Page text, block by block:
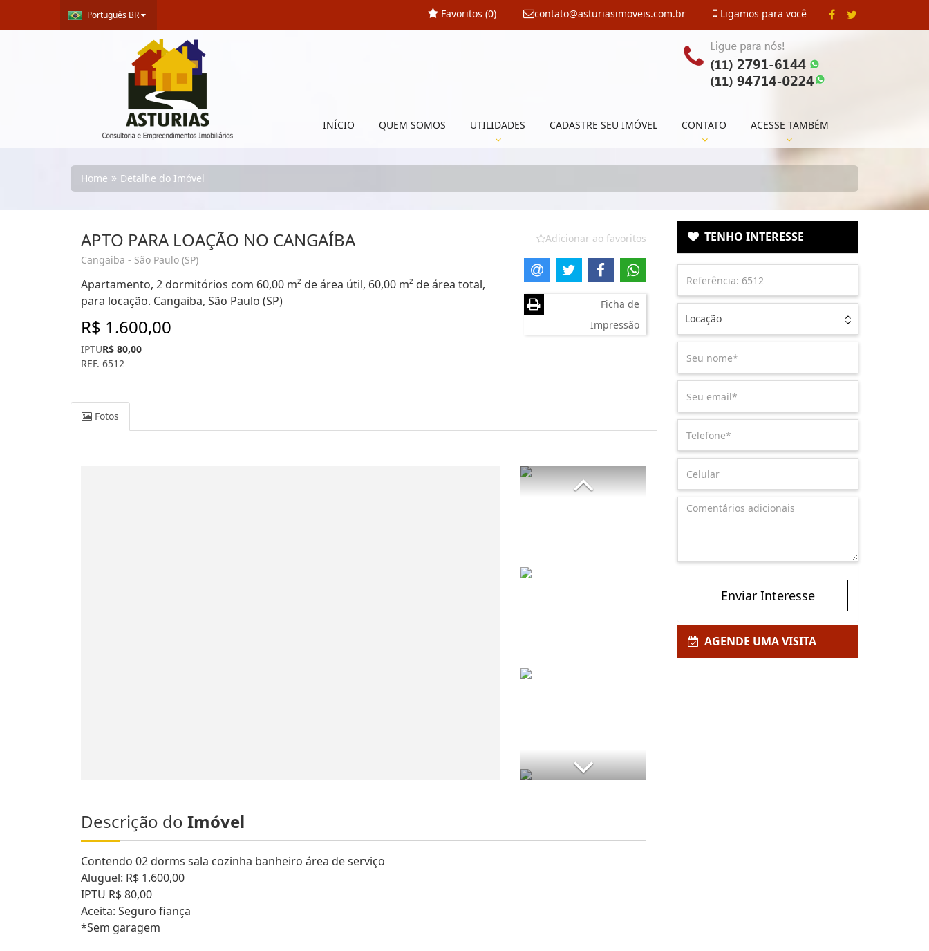
Português BR Ligamos para você
contato@asturiasimoveis.com.br
Favoritos (0)
INÍCIO QUEM SOMOS UTILIDADES CADASTRE SEU IMÓVEL CONTATO ACESSE TAMBÉM
Home Detalhe do Imóvel
APTO PARA LOAÇÃO NO CANGAÍBA
Cangaiba - São Paulo (SP)
Apartamento, 2 dormitórios com 60,00 m² de área útil, 60,00 m² de área total,
para locação. Cangaiba, São Paulo (SP)
R$ 1.600,00
IPTUR$ 80,00
REF. 6512
Adicionar ao favoritos
Ficha de
Impressão
Fotos
Descrição do Imóvel
Contendo 02 dorms sala cozinha banheiro área de serviço
Aluguel: R$ 1.600,00
IPTU R$ 80,00
Aceita: Seguro fiança
*Sem garagem
TENHO INTERESSE
Locação
Enviar Interesse
AGENDE UMA VISITA